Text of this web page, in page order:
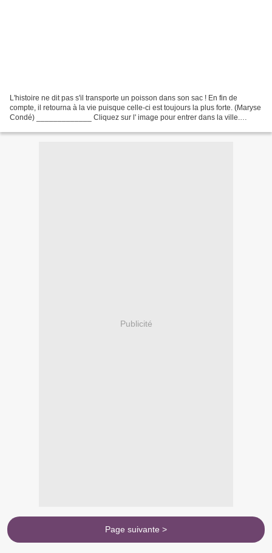
L'histoire ne dit pas s'il transporte un poisson dans son sac ! En fin de
compte, il retourna à la vie puisque celle-ci est toujours la plus forte. (Maryse
Condé) _____________ Cliquez sur l' image pour entrer dans la ville.
Publicité
Page suivante >